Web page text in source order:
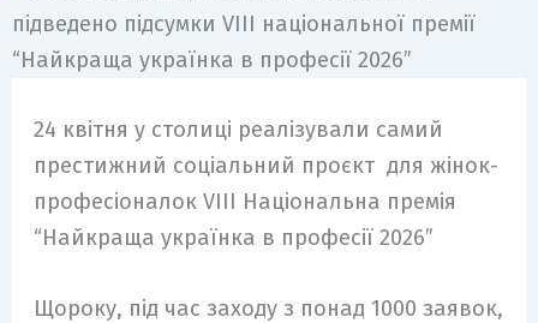
24 квітня у столиці реалізували самий
престижний соціальний проєкт для жінок-
професіоналок VIII Національна премія
“Найкраща українка в професії 2026”
Щороку, під час заходу з понад 1000 заявок,